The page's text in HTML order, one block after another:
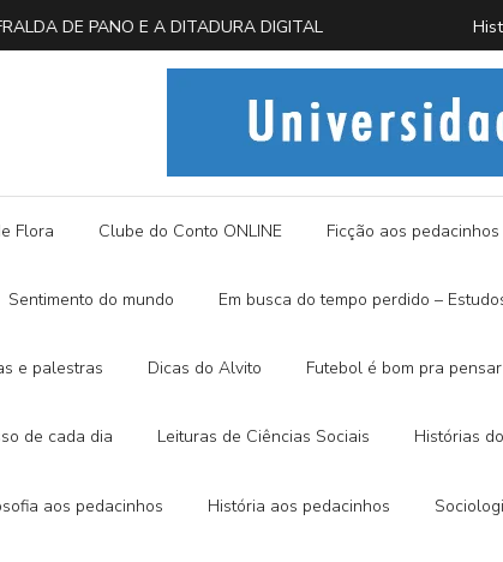
Alvito – EM BUSCA DA BORBOLETA AZUL
Flora Clube do Conto ONLINE Ficção aos pedacinhos
Sentimento do mundo Em busca do tempo perdido –
e palestras Dicas do Alvito Futebol é bom pra pensar
de cada dia Leituras de Ciências Sociais Histórias
aos pedacinhos História aos pedacinhos